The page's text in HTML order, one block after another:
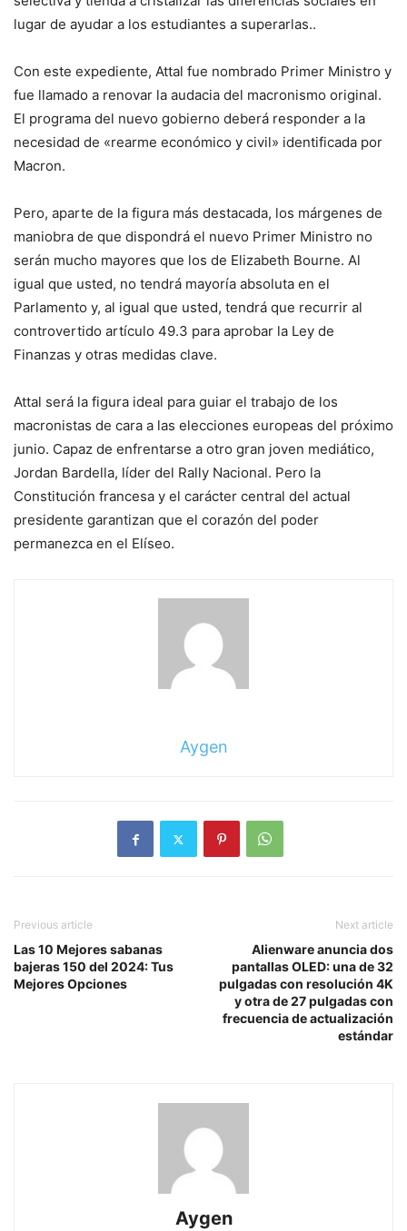
lugar de ayudar a los estudiantes a superarlas..
Con este expediente, Attal fue nombrado Primer Ministro y
fue llamado a renovar la audacia del macronismo original.
El programa del nuevo gobierno deberá responder a la
necesidad de «rearme económico y civil» identificada por
Macron.
Pero, aparte de la figura más destacada, los márgenes de
maniobra de que dispondrá el nuevo Primer Ministro no
serán mucho mayores que los de Elizabeth Bourne. Al
igual que usted, no tendrá mayoría absoluta en el
Parlamento y, al igual que usted, tendrá que recurrir al
controvertido artículo 49.3 para aprobar la Ley de
Finanzas y otras medidas clave.
Attal será la figura ideal para guiar el trabajo de los
macronistas de cara a las elecciones europeas del próximo
junio. Capaz de enfrentarse a otro gran joven mediático,
Jordan Bardella, líder del Rally Nacional. Pero la
Constitución francesa y el carácter central del actual
presidente garantizan que el corazón del poder
permanezca en el Elíseo.
Aygen
Previous article
Las 10 Mejores sabanas
bajeras 150 del 2024: Tus
Mejores Opciones
Next article
Alienware anuncia dos
pantallas OLED: una de 32
pulgadas con resolución 4K
y otra de 27 pulgadas con
frecuencia de actualización
estándar
Aygen